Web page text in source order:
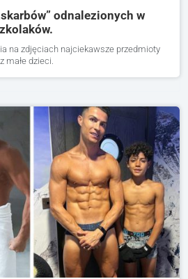
odnalezionych w
na zdjęciach najciekawsze przedmioty
małe dzieci.